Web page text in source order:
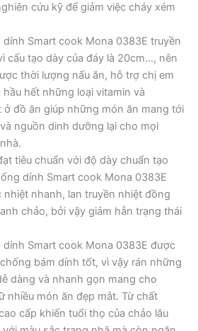
cứu kỹ để giảm việc cháy xém
Smart cook Mona 0383E truyền
cấu tạo dày của đáy là 20cm…, nên
thời lượng nấu ăn, hỗ trợ chị em
hết những loại vitamin và
ở đồ ăn giúp những món ăn mang tới
nguồn dinh dưỡng lại cho mọi
tiêu chuẩn với độ dày chuẩn tạo
dính Smart cook Mona 0383E
nhiệt nhanh, lan truyền nhiệt đồng
chảo, bởi vậy giảm hẳn trạng thái
dính Smart cook Mona 0383E được
bám dính tốt, vì vậy rán những
dàng và nhanh gọn mang cho
nhiều món ăn đẹp mắt. Từ chất
cấp khiến tuổi thọ của chảo lâu